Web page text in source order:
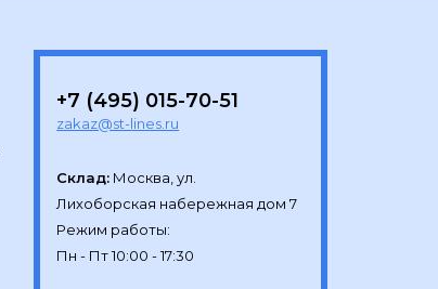
+7 (495) 015-70-51
zakaz@st-lines.ru
Склад: Москва, ул.
Лихоборская набережная дом 7
Режим работы: